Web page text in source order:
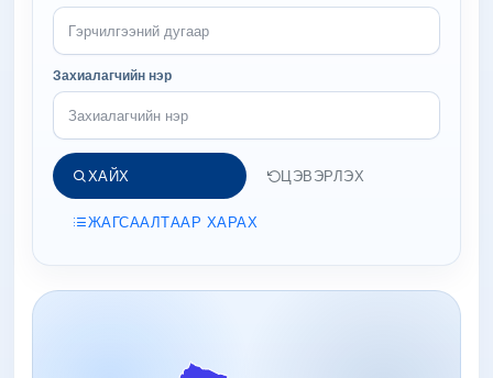
Захиалагчийн нэр
ХАЙХ ЦЭВЭРЛЭХ
ЖАГСААЛТААР ХАРАХ